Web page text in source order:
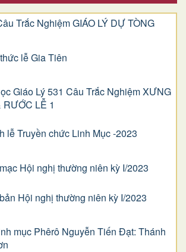
Trắc Nghiệm GIÁO LÝ DỰ TÒNG
lễ Gia Tiên
Giáo Lý 531 Câu Trắc Nghiệm XƯNG
RƯỚC LỄ 1
lễ Truyền chức Linh Mục -2023
Hội nghị thường niên kỳ I/2023
Hội nghị thường niên kỳ I/2023
mục Phêrô Nguyễn Tiến Đạt: Thánh